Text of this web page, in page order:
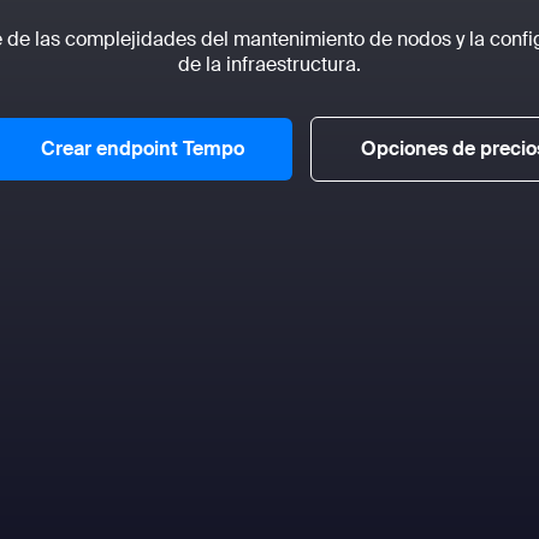
de las complejidades del mantenimiento de nodos y la
de la infraestructura.
Crear endpoint Tempo Opciones de